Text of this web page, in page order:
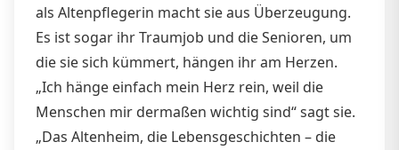
als Altenpflegerin macht sie aus Überzeugung.
Es ist sogar ihr Traumjob und die Senioren, um
die sie sich kümmert, hängen ihr am Herzen.
„Ich hänge einfach mein Herz rein, weil die
Menschen mir dermaßen wichtig sind“ sagt sie.
„Das Altenheim, die Lebensgeschichten – die